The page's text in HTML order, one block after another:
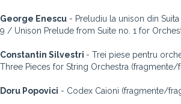
George Enescu - Preludiu la unison din
9 / Unison Prelude from Suite no. 1 for
Constantin Silvestri - Trei piese pentru
Three Pieces for String Orchestra (fragmente/
Doru Popovici - Codex Caioni (fragmente/